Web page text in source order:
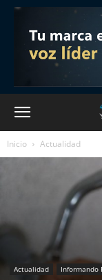
Inicio Actualidad
Actualidad Informando